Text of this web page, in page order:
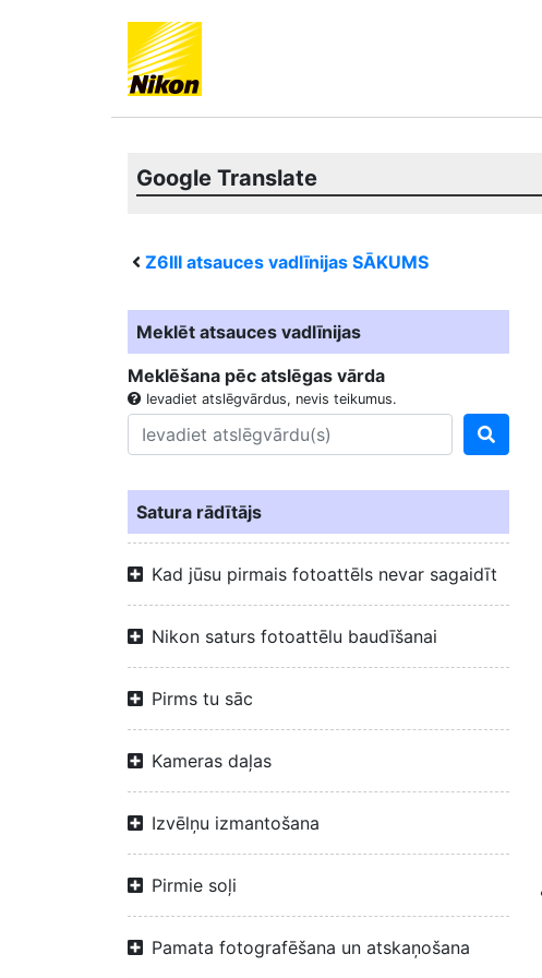
Google Translate
Z6III atsauces vadlīnijas SĀKUMS
Meklēt atsauces vadlīnijas
Meklēšana pēc atslēgas vārda
Ievadiet atslēgvārdus, nevis teikumus.
Satura rādītājs
Kad jūsu pirmais fotoattēls nevar sagaidīt
Nikon saturs fotoattēlu baudīšanai
Pirms tu sāc
Kameras daļas
Izvēlņu izmantošana
Pirmie soļi
Pamata fotografēšana un atskaņošana